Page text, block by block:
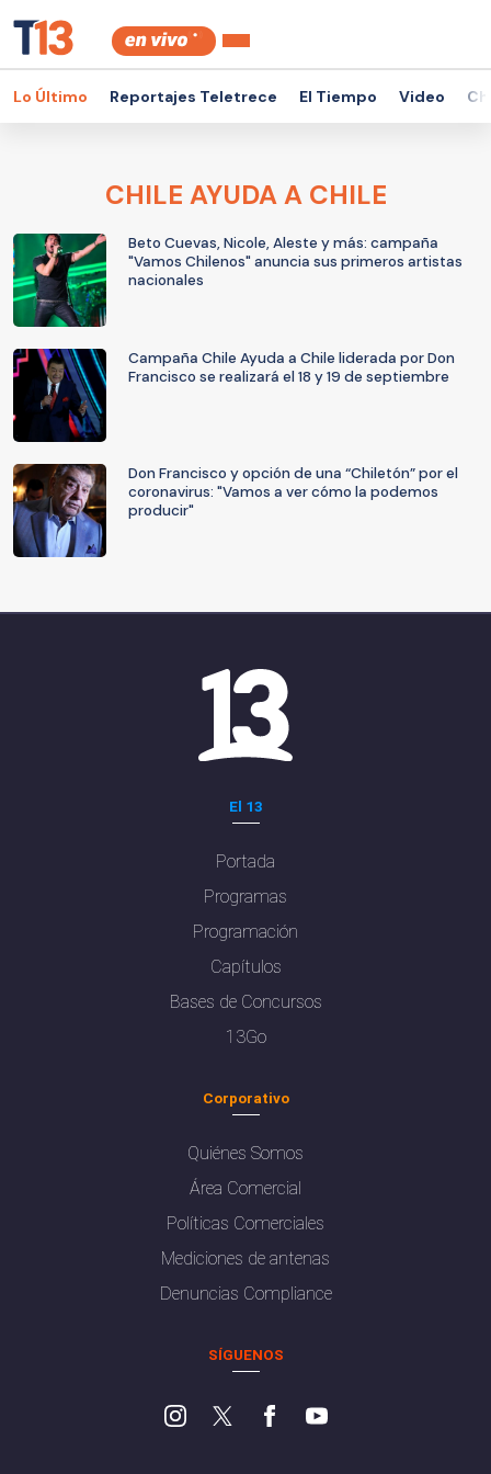
Lo Último Reportajes Teletrece El Tiempo Video
CHILE AYUDA A CHILE
Beto Cuevas, Nicole, Aleste y más: campaña
"Vamos Chilenos" anuncia sus primeros artistas
nacionales
Campaña Chile Ayuda a Chile liderada por Don
Francisco se realizará el 18 y 19 de septiembre
Don Francisco y opción de una “Chiletón” por el
coronavirus: "Vamos a ver cómo la podemos
producir"
El 13
Portada
Programas
Programación
Capítulos
Bases de Concursos
13Go
Corporativo
Quiénes Somos
Área Comercial
Políticas Comerciales
Mediciones de antenas
Denuncias Compliance
SÍGUENOS